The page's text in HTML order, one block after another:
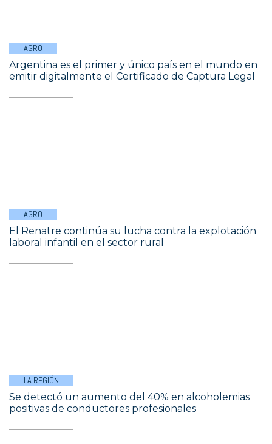
AGRO
Argentina es el primer y único país en el mundo en
emitir digitalmente el Certificado de Captura Legal
AGRO
El Renatre continúa su lucha contra la explotación
laboral infantil en el sector rural
LA REGIÓN
Se detectó un aumento del 40% en alcoholemias
positivas de conductores profesionales